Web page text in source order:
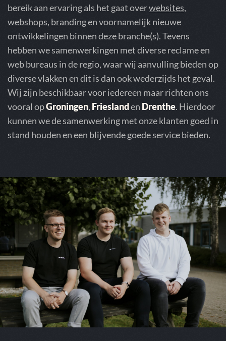
bereik aan ervaring als het gaat overwebsites,
webshops, brandingen voornamelijk nieuwe
ontwikkelingen binnen deze branche(s). Tevens
hebben we samenwerkingen met diverse reclame en
web bureaus in de regio, waar wij aanvulling bieden op
diverse vlakken en dit is dan ook wederzijds het geval.
Wij zijn beschikbaar voor iedereen maar richten ons
vooral opGroningen, Frieslanden Drenthe. Hierdoor
kunnen we de samenwerking met onze klanten goed in
stand houden en een blijvende goede service bieden.